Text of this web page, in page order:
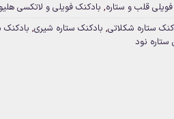
قلب و ستاره, بادکنک فویلی و لاتکسی
ستاره شکلاتی, بادکنک ستاره شیری, بادکنک
ستاره نود